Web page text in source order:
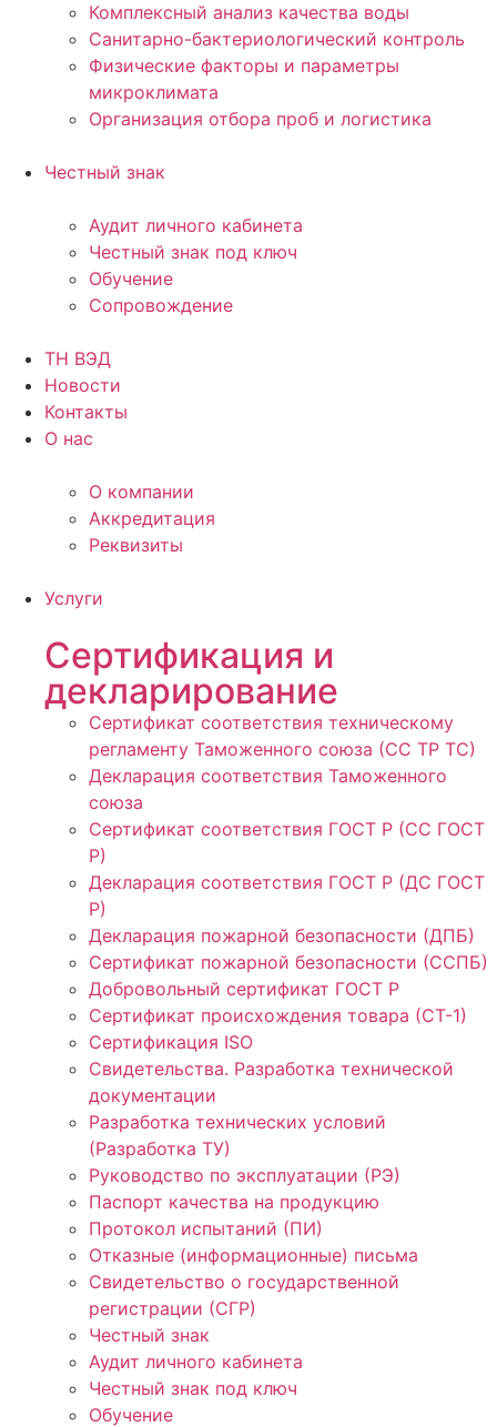
Комплексный анализ качества воды
Санитарно-бактериологический контроль
Физические факторы и параметры
микроклимата
Организация отбора проб и логистика
Честный знак
Аудит личного кабинета
Честный знак под ключ
Обучение
Сопровождение
ТН ВЭД
Новости
Контакты
О нас
О компании
Аккредитация
Реквизиты
Услуги
Сертификация и
декларирование
Сертификат соответствия техническому
регламенту Таможенного союза (СС ТР ТС)
Декларация соответствия Таможенного
союза
Сертификат соответствия ГОСТ Р (СС ГОСТ
Р)
Декларация соответствия ГОСТ Р (ДС ГОСТ
Р)
Декларация пожарной безопасности (ДПБ)
Сертификат пожарной безопасности (ССПБ)
Добровольный сертификат ГОСТ Р
Сертификат происхождения товара (СТ-1)
Сертификация ISO
Свидетельства. Разработка технической
документации
Разработка технических условий
(Разработка ТУ)
Руководство по эксплуатации (РЭ)
Паспорт качества на продукцию
Протокол испытаний (ПИ)
Отказные (информационные) письма
Свидетельство о государственной
регистрации (СГР)
Честный знак
Аудит личного кабинета
Честный знак под ключ
Обучение